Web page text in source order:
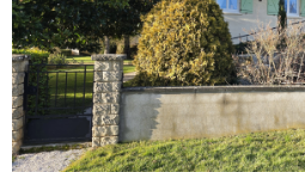
est pensé pour le confort au
double vitrage, chauffage
climatisation réversible à
ballon thermodynamique. Un
sur le secteur, idéal pour une
un investissement à valeur
VOIR LE